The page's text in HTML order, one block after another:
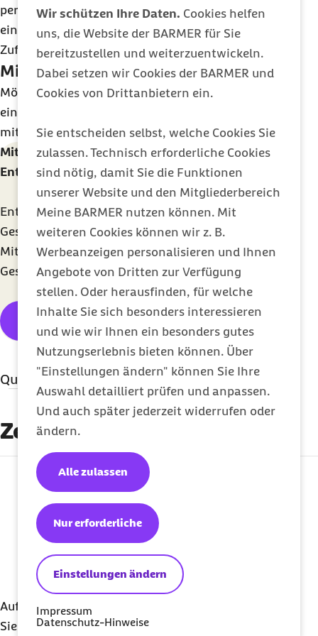
Wir schützen Ihre Daten. Cookies helfen
uns, die Website der BARMER für Sie
bereitzustellen und weiterzuentwickeln.
Dabei setzen wir Cookies der BARMER und
Cookies von Drittanbietern ein.
Sie entscheiden selbst, welche Cookies Sie
zulassen. Technisch erforderliche Cookies
sind nötig, damit Sie die Funktionen
unserer Website und den Mitgliederbereich
Meine BARMER nutzen können. Mit
weiteren Cookies können wir z. B.
Werbeanzeigen personalisieren und Ihnen
Angebote von Dritten zur Verfügung
stellen. Oder herausfinden, für welche
Inhalte Sie sich besonders interessieren
und wie wir Ihnen ein besonders gutes
Nutzungserlebnis bieten können. Über
"Einstellungen ändern" können Sie Ihre
Auswahl detailliert prüfen und anpassen.
Und auch später jederzeit widerrufen oder
ändern.
Einstellungen ändern
Nur erforderliche
Alle zulassen
Impressum
Datenschutz-Hinweise
persönlichen Bestleistungen antreibt und so zu
einem wichtigen Treiber für Erfolgserlebnis,
Zufriedenheit und persönliches Wachstum wird.
Mit Stress besser umgehen können
Möchten Sie lernen, welche Situationen bei Ihnen
eine Stressreaktion auslösen und insgesamt besser
mit Stress umgehen?
Mit der Barmer Gesundheitskurssuche
Entspannungskurse in Ihrer Nähe finden
Entdecken Sie mit der Kurssuche qualitätsgeprüfte
Gesundheitskurse direkt in Ihrer Nähe. Barmer-
Mitglieder erhalten bis zu 200 Euro Zuschuss für
Gesundheitskurse pro Jahr.
Barmer Gesundheitskurssuche
Quellenangaben
Literatur
Lazarus, R. S.,
appraisal, and coping
Selye, H. (1950):Stress and the General
Adaptation Syndrome.
17. Juni 1950.
Southwick , S. M., Vythilingam, M.,
Charney, D. S. (2005):The Psychobiology of
Implications for Prevention and Treatment
Zertifizierung
Auf unsere Informationen können Sie sich verlassen.
Sie sind hochwertig und zertifiziert.
externer Link: